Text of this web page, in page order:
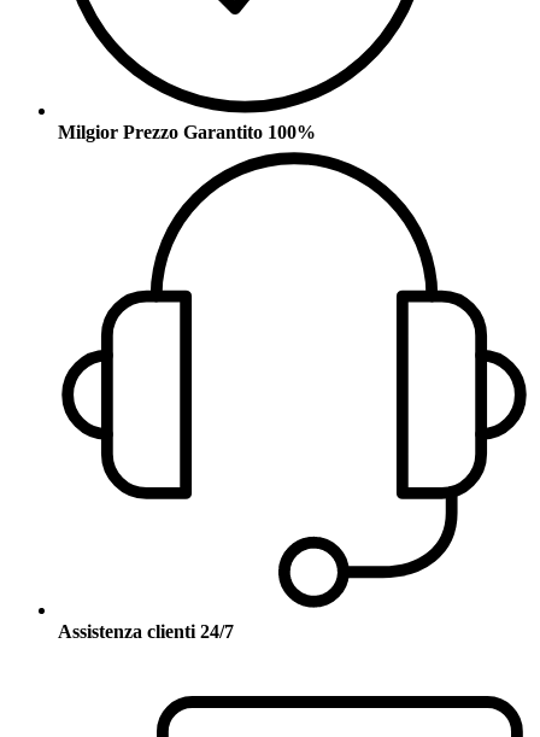
Milgior Prezzo Garantito 100%
Assistenza clienti 24/7